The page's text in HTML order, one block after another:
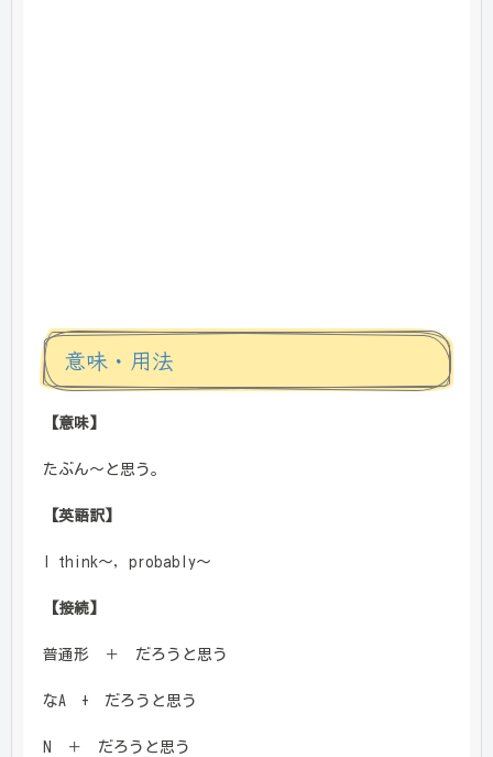
意味・用法
【意味】
たぶん～と思う。
【英語訳】
I think～, probably～
【接続】
普通形 ＋ だろうと思う
なA + だろうと思う
N ＋ だろうと思う